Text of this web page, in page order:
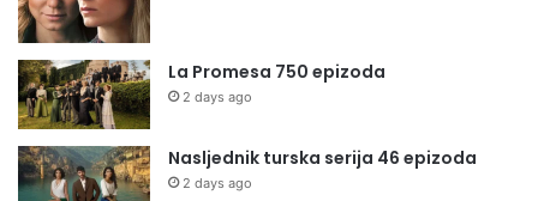
La Promesa 750 epizoda
2 days ago
Nasljednik turska serija 46 epizoda
2 days ago